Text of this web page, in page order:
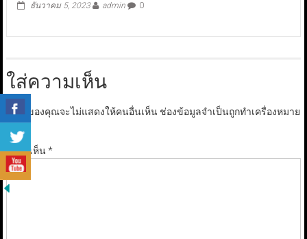
ธันวาคม 5, 2023 admin 0
ใส่ความเห็น
อีเมลของคุณจะไม่แสดงให้คนอื่นเห็น ช่องข้อมูลจำเป็นถูกทำเครื่องหมาย
*
ความเห็น*